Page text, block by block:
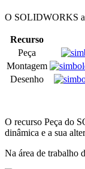
O SOLIDWORKS
Recurso
Peça
Montagem
Desenho
O recurso Peça do
dinâmica e a sua
Na área de trabalho